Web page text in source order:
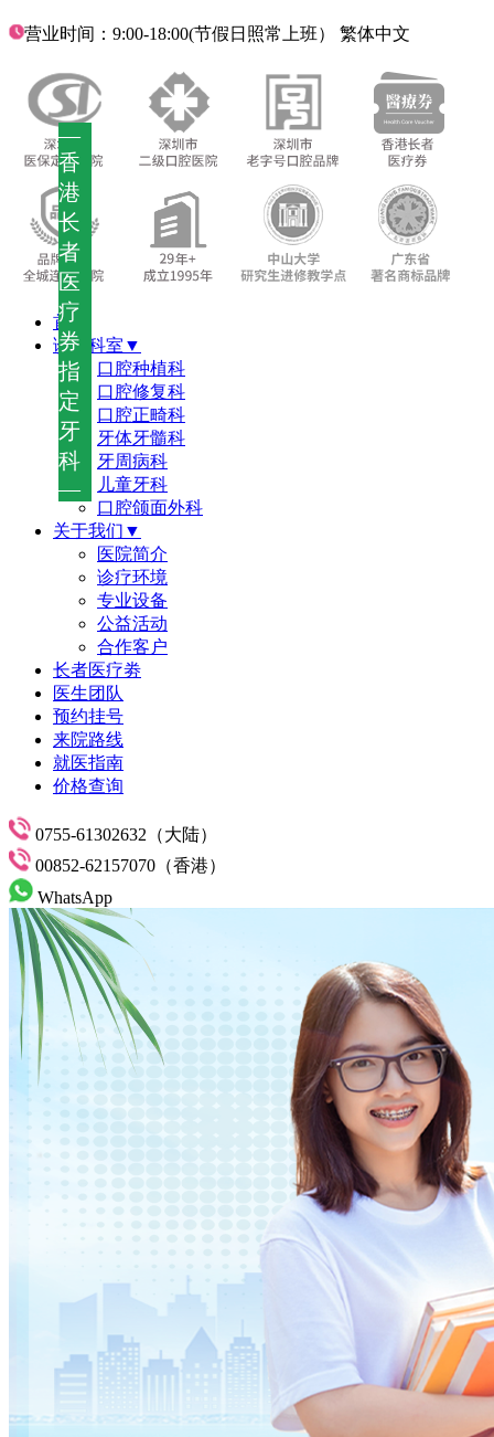
—
香
港
长
者
医
疗
券
指
定
牙
科
—
营业时间：9:00-18:00(节假日照常上班） 繁体中文
首页
诊疗科室▼
口腔种植科
口腔修复科
口腔正畸科
牙体牙髓科
牙周病科
儿童牙科
口腔颌面外科
关于我们▼
医院简介
诊疗环境
专业设备
公益活动
合作客户
长者医疗劵
医生团队
预约挂号
来院路线
就医指南
价格查询
0755-61302632（大陆）
00852-62157070（香港）
WhatsApp